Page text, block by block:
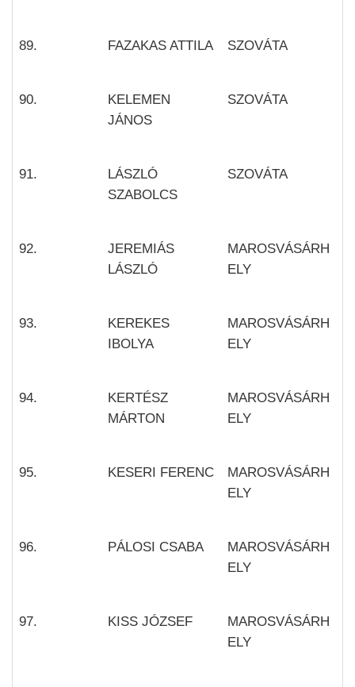
89. FAZAKAS ATTILA SZOVÁTA
90.
KELEMEN
JÁNOS
SZOVÁTA
91.
LÁSZLÓ
SZABOLCS
SZOVÁTA
92.
JEREMIÁS
LÁSZLÓ
MAROSVÁSÁRH
ELY
93.
KEREKES
IBOLYA
MAROSVÁSÁRH
ELY
94.
KERTÉSZ
MÁRTON
MAROSVÁSÁRH
ELY
95. KESERI FERENC
MAROSVÁSÁRH
ELY
96. PÁLOSI CSABA
MAROSVÁSÁRH
ELY
97. KISS JÓZSEF
MAROSVÁSÁRH
ELY